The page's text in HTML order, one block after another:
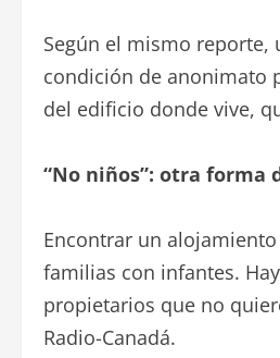
Según el mismo
condición de anonimato
del edificio donde vive,
“No niños”: otra forma
Encontrar un
familias con infantes.
propietarios que no
Radio-Canadá.